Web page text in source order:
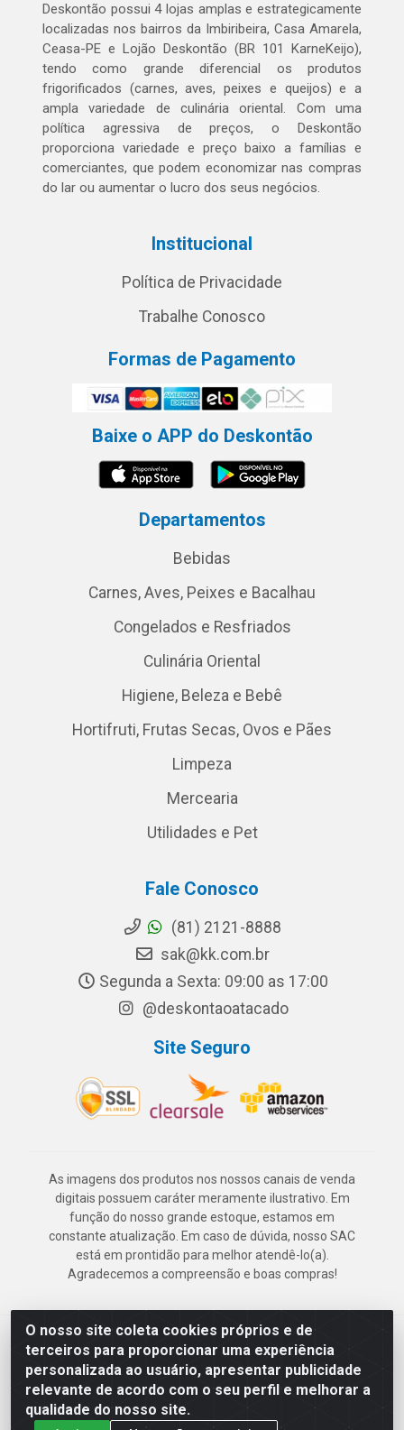
O nosso site coleta cookies próprios e de
terceiros para proporcionar uma experiência
personalizada ao usuário, apresentar publicidade
relevante de acordo com o seu perfil e melhorar a
qualidade do nosso site.
Deskontão possui 4 lojas amplas e estrategicamente
localizadas nos bairros da Imbiribeira, Casa Amarela,
Ceasa-PE e Lojão Deskontão (BR 101 KarneKeijo),
tendo como grande diferencial os produtos
frigorificados (carnes, aves, peixes e queijos) e a
ampla variedade de culinária oriental. Com uma
política agressiva de preços, o Deskontão
proporciona variedade e preço baixo a famílias e
comerciantes, que podem economizar nas compras
do lar ou aumentar o lucro dos seus negócios.
Institucional
Política de Privacidade
Trabalhe Conosco
Formas de Pagamento
Baixe o APP do Deskontão
Departamentos
Bebidas
Carnes, Aves, Peixes e Bacalhau
Congelados e Resfriados
Culinária Oriental
Higiene, Beleza e Bebê
Hortifruti, Frutas Secas, Ovos e Pães
Limpeza
Mercearia
Utilidades e Pet
Fale Conosco
(81) 2121-8888
sak@kk.com.br
Segunda a Sexta: 09:00 as 17:00
@deskontaoatacado
Site Seguro
As imagens dos produtos nos nossos canais de venda
digitais possuem caráter meramente ilustrativo. Em
função do nosso grande estoque, estamos em
constante atualização. Em caso de dúvida, nosso SAC
está em prontidão para melhor atendê-lo(a).
Agradecemos a compreensão e boas compras!
Deskontão Atacado - Av. Marechal Mascarenhas de Morais, 2471 -
Imbiribeira - Recife/PE - CEP 51.150-001 - CNPJ 24.150.377/0003-
57